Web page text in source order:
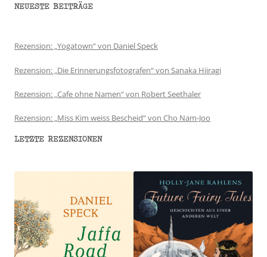
NEUESTE BEITRÄGE
Rezension: „Yogatown“ von Daniel Speck
Rezension: „Die Erinnerungsfotografen“ von Sanaka Hiiragi
Rezension: „Cafe ohne Namen“ von Robert Seethaler
Rezension: „Miss Kim weiss Bescheid“ von Cho Nam-Joo
LETZTE REZENSIONEN